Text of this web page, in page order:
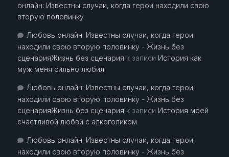
онлайн: Известны случаи, когда герои находили свою
вторую половинку
Любовь онлайн: Известны случаи, когда герои
находили свою вторую половинку - Жизнь без
сценарияЖизнь без сценария к записи История как
муж меня сильно любил
Любовь онлайн: Известны случаи, когда герои
находили свою вторую половинку - Жизнь без
сценарияЖизнь без сценария к записи История моей
счастливой любви с алкоголиком
Любовь онлайн: Известны случаи, когда герои
находили свою вторую половинку - Жизнь без